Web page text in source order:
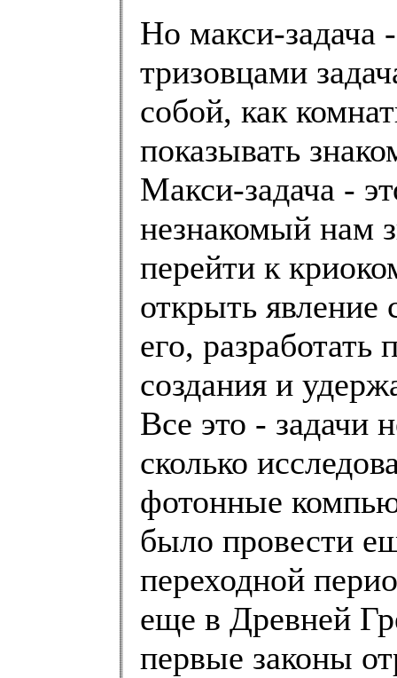
Но макси-задача
тризовцами
собой, как
показывать
Макси-задача -
незнакомый нам
перейти к
открыть явление
его,
создания и
Все это - задачи
сколько
фотонные
было провести
переходной
еще в Древней
первые законы